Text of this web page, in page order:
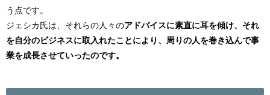
う点です。
ジェシカ氏は、それらの人々のアドバイスに素直に耳を傾け、それ
を自分のビジネスに取入れたことにより、周りの人を巻き込んで事
業を成長させていったのです。